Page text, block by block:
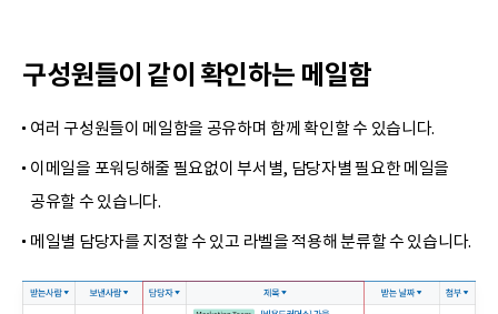
구성원들이 같이 확인하는 메일함
여러 구성원들이 메일함을 공유하며 함께 확인할 수 있습니다.
이메일을 포워딩해줄 필요없이 부서별, 담당자별 필요한 메일을
공유할 수 있습니다.
메일별 담당자를 지정할 수 있고 라벨을 적용해 분류할 수 있습니다.